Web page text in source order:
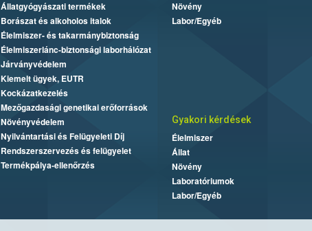
Állatgyógyászati termékek
Borászat és alkoholos italok
Élelmiszer- és takarmánybiztonság
Élelmiszerlánc-biztonsági laborhálózat
Járványvédelem
Kiemelt ügyek, EUTR
Kockázatkezelés
Mezőgazdasági genetikai erőforrások
Növényvédelem
Nyilvántartási és Felügyeleti Díj
Rendszerszervezés és felügyelet
Termékpálya-ellenőrzés
Növény
Labor/Egyéb
Gyakori kérdések
Élelmiszer
Állat
Növény
Laboratóriumok
Labor/Egyéb